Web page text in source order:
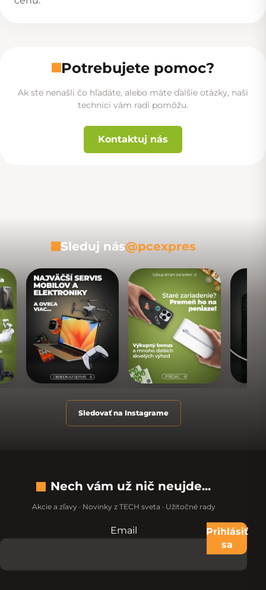
Potrebujete pomoc?
Ak ste nenašli čo hľadáte, alebo máte ďalšie otázky, naši
technici vám radi pomôžu.
Kontaktuj nás
Sleduj nás@pcexpres
Sledovať na Instagrame
Nech vám už nič neujde...
Akcie a zľavy · Novinky z TECH sveta · Užitočné rady
Nevypĺňajte toto pole:
Email
Prihlásiť
sa